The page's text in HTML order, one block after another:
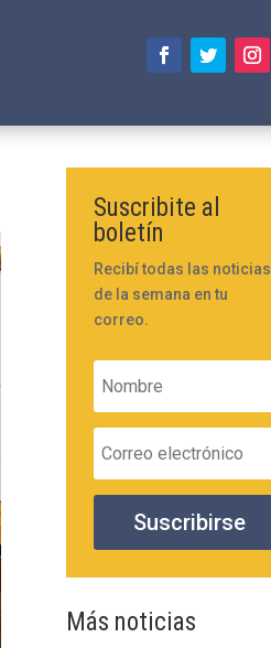
Suscribite al
boletín
Recibí todas las noticias
de la semana en tu
correo.
Suscribirse
Más noticias